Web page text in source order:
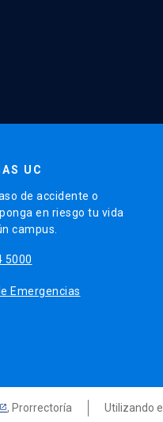
UC
de accidente o
en riesgo tu vida
campus.
5000
Emergencias
, Prorrectoría Utilizando el